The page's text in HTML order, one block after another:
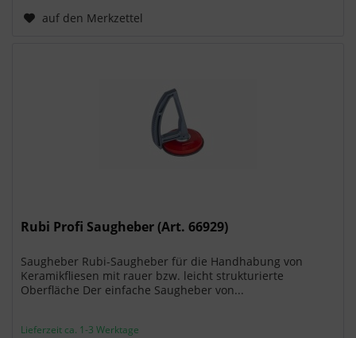
auf den Merkzettel
Rubi Profi Saugheber (Art. 66929)
Saugheber Rubi-Saugheber für die Handhabung von
Keramikfliesen mit rauer bzw. leicht strukturierte
Oberfläche Der einfache Saugheber von...
Lieferzeit ca. 1-3 Werktage